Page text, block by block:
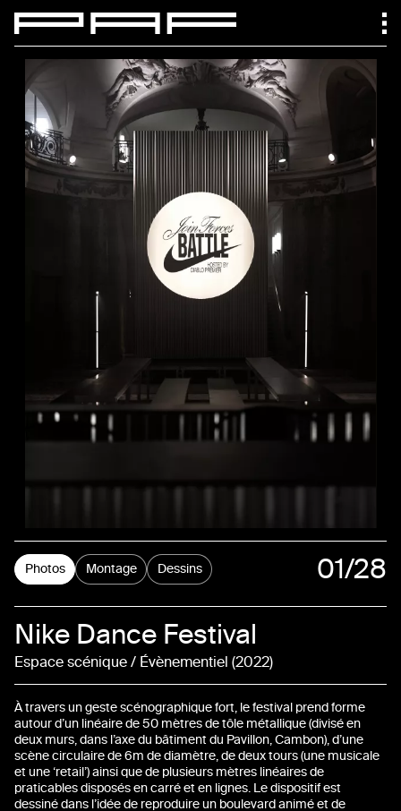
Nike Dance Festival
Espace scénique / Évènementiel 2022
À travers un geste scénographique fort, le festival prend forme
autour d’un linéaire de 50 mètres de tôle métallique (divisé en
deux murs, dans l’axe du bâtiment du Pavillon, Cambon), d’une
scène circulaire de 6m de diamètre, de deux tours (une musicale
et une ‘retail’) ainsi que de plusieurs mètres linéaires de
praticables disposés en carré et en lignes. Le dispositif est
dessiné dans l’idée de reproduire un boulevard animé et de
Photos Montage Dessins
01
02
04
05
06
/28